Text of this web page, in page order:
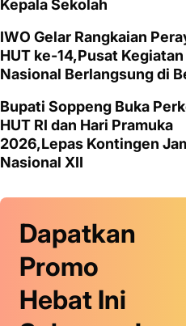
Kepala Sekolah
IWO Gelar Rangkaian
HUT ke-14,Pusat Kegiatan
Nasional Berlangsung di
Bupati Soppeng Buka
HUT RI dan Hari Pramuka
2026,Lepas Kontingen
Nasional XII
Dapatkan
Promo
Hebat Ini